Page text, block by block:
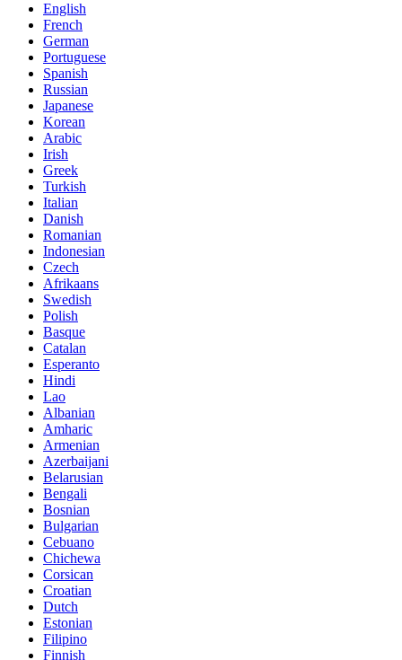
English
French
German
Portuguese
Spanish
Russian
Japanese
Korean
Arabic
Irish
Greek
Turkish
Italian
Danish
Romanian
Indonesian
Czech
Afrikaans
Swedish
Polish
Basque
Catalan
Esperanto
Hindi
Lao
Albanian
Amharic
Armenian
Azerbaijani
Belarusian
Bengali
Bosnian
Bulgarian
Cebuano
Chichewa
Corsican
Croatian
Dutch
Estonian
Filipino
Finnish